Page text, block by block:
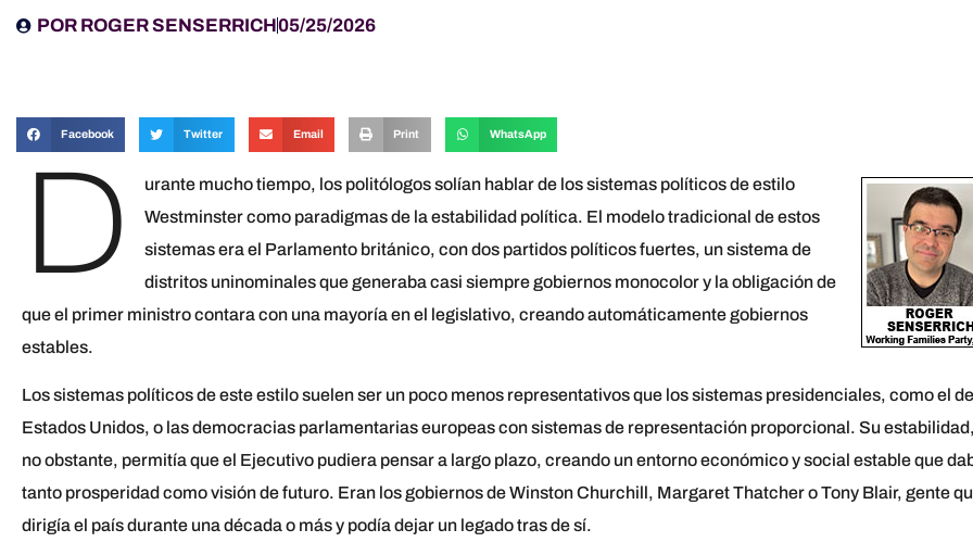
POR ROGER SENSERRICH05/25/2026
Facebook Twitter Email Print WhatsApp
D
urante mucho tiempo, los politólogos solían hablar de los sistemas políticos de estilo
Westminster como paradigmas de la estabilidad política. El modelo tradicional de estos
sistemas era el Parlamento británico, con dos partidos políticos fuertes, un sistema de
distritos uninominales que generaba casi siempre gobiernos monocolor y la obligación de
que el primer ministro contara con una mayoría en el legislativo, creando automáticamente gobiernos
estables.
Los sistemas políticos de este estilo suelen ser un poco menos representativos que los sistemas presidenciales, como el de
Estados Unidos, o las democracias parlamentarias europeas con sistemas de representación proporcional. Su
no obstante, permitía que el Ejecutivo pudiera pensar a largo plazo, creando un entorno económico y social estable que
tanto prosperidad como visión de futuro. Eran los gobiernos de Winston Churchill, Margaret Thatcher o Tony Blair, gente
dirigía el país durante una década o más y podía dejar un legado tras de sí.